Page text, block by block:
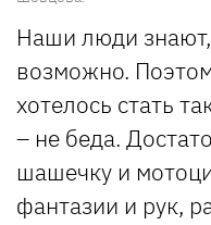
Наши люди
возможно.
хотелось стать
– не беда.
шашечку и
фантазии и рук,